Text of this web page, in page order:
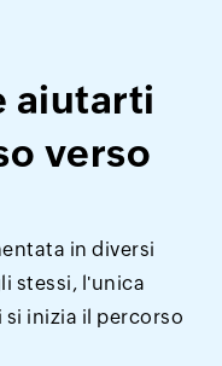
aiutarti
verso
in diversi
stessi, l'unica
inizia il percorso